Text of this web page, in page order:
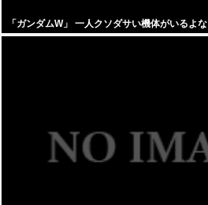
「ガンダムW」 一人クソダサい機体がいるよな